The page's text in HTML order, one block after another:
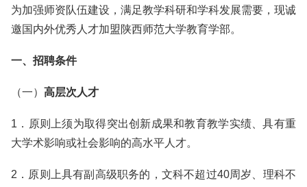
为加强师资队伍建设，满足教学科研和学科发展需要，现诚
邀国内外优秀人才加盟陕西师范大学教育学部。
一、招聘条件
（一） 高层次人才
1．原则上须为取得突出创新成果和教育教学实绩、具有重
大学术影响或社会影响的高水平人才。
2．原则上具有副高级职务的，文科不超过40周岁、理科不